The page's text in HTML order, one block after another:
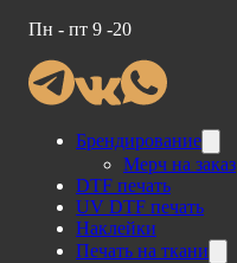
Пн - пт 9 -20
Брендирование
Мерч на заказ
DTF печать
UV DTF печать
Наклейки
Печать на ткани